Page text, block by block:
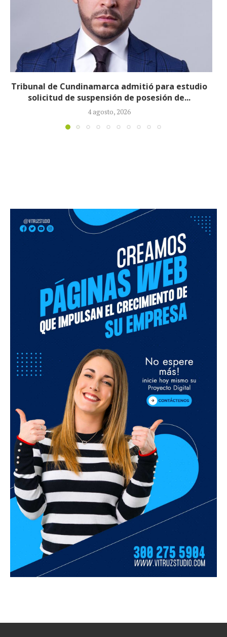
Reducirán afiliados de la Nueva EPS: propuesta de
la ministra de Salud...
3 agosto, 2026